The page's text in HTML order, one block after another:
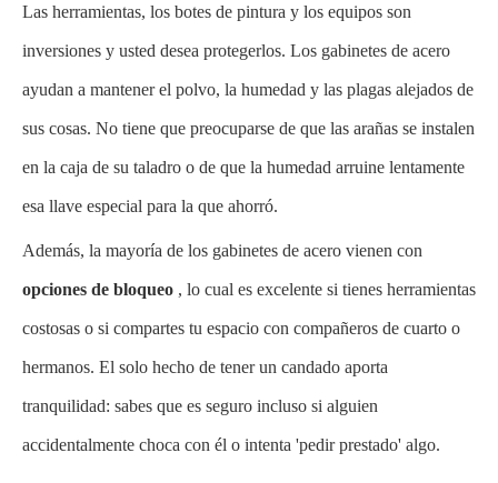
Las herramientas, los botes de pintura y los equipos son
inversiones y usted desea protegerlos. Los gabinetes de acero
ayudan a mantener el polvo, la humedad y las plagas alejados de
sus cosas. No tiene que preocuparse de que las arañas se instalen
en la caja de su taladro o de que la humedad arruine lentamente
esa llave especial para la que ahorró.
Además, la mayoría de los gabinetes de acero vienen con
opciones de bloqueo , lo cual es excelente si tienes herramientas
costosas o si compartes tu espacio con compañeros de cuarto o
hermanos. El solo hecho de tener un candado aporta
tranquilidad: sabes que es seguro incluso si alguien
accidentalmente choca con él o intenta 'pedir prestado' algo.